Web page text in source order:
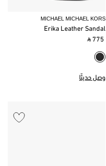
MICHAEL MICHAEL KORS
Erika Leather Sandal
‎ ⃁ 775 ‎
وصل حديثًا